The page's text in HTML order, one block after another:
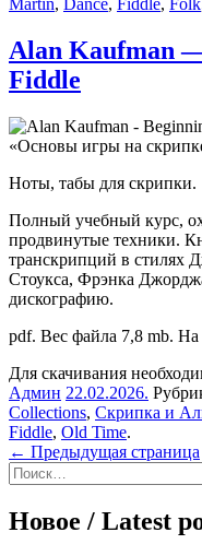
Alan Kaufman
Fiddle
«Основы игры на
Ноты, табы для скрипки.
Полный учебный курс,
продвинутые техники.
транскрипций в стилях
Стоукса, Фрэнка
дискографию.
pdf. Вес файла 7,8 mb. На
Для скачивания
Админ 22.02.2026.
Collections, Скрипка и
Fiddle, Old Time.
Навигация
по
записям
← Предыдущая страница
Sidebar
Найти:
Новое / Latest